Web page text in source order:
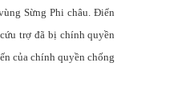
Sừng Phi châu. Điển
trợ đã bị chính quyền
của chính quyền chống